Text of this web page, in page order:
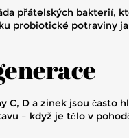
přátelských bakterií,
probiotické potraviny
D a zinek jsou často
– když je tělo v